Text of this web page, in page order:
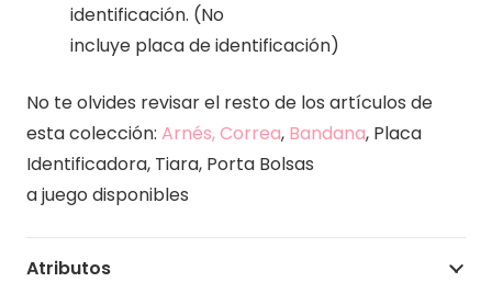
identificación. (No
incluye placa de identificación)
No te olvides revisar el resto de los artículos de
esta colección: Arnés, Correa, Bandana, Placa
Identificadora, Tiara, Porta Bolsas
a juego disponibles
Atributos